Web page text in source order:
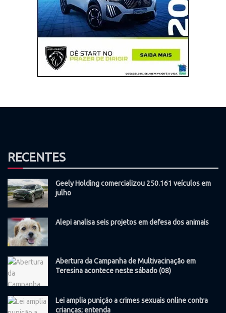
RECENTES
Geely Holding comercializou 250.161 veículos em
julho
Alepi analisa seis projetos em defesa dos animais
Abertura da Campanha de Multivacinação em
Teresina acontece neste sábado (08)
Lei amplia punição a crimes sexuais online contra
crianças; entenda